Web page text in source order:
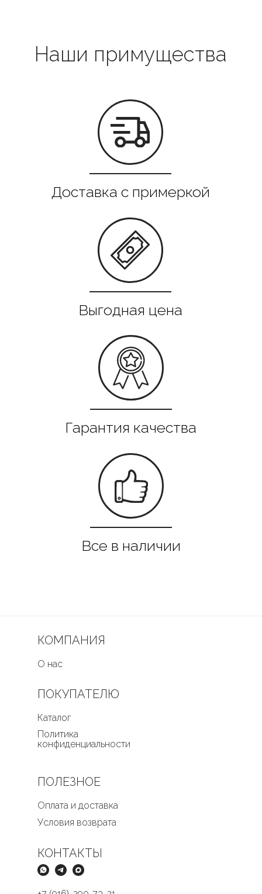
Все в наличии
КОМПАНИЯ
О нас
ПОЛЕЗНОЕ
Оплата и доставка
Условия возврата
ПОКУПАТЕЛЮ
Каталог
Политика
конфиденциальности
КОНТАКТЫ